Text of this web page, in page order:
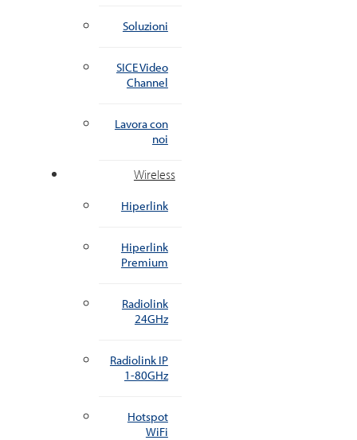
Soluzioni
SICE Video
Channel
Lavora con
noi
Wireless
Hiperlink
Hiperlink
Premium
Radiolink
24GHz
Radiolink IP
1-80GHz
Hotspot
WiFi